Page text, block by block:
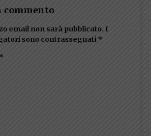
commento
email non sarà pubblicato. I
sono contrassegnati *
*